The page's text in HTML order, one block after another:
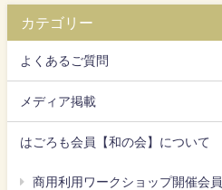
カテゴリー
よくあるご質問
メディア掲載
はごろも会員【和の会】について
商用利用ワークショップ開催会員